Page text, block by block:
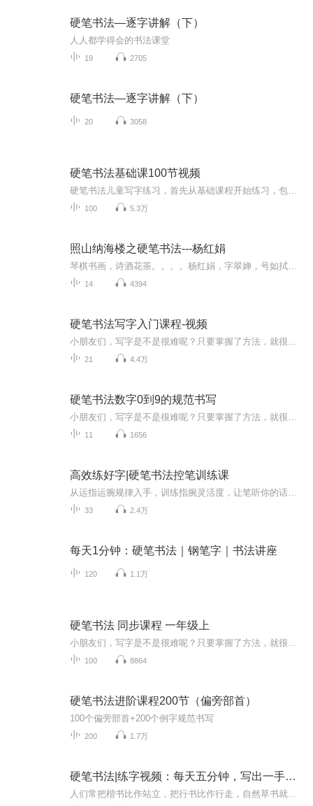
硬笔书法—逐字讲解（下）
人人都学得会的书法课堂
19 2705
硬笔书法—逐字讲解（下）
20 3058
硬笔书法基础课100节视频
100 5.3万
照山纳海楼之硬笔书法---杨红娟
14 4394
硬笔书法写字入门课程-视频
21 4.4万
硬笔书法数字0到9的规范书写
11 1656
高效练好字|硬笔书法控笔训练课
33 2.4万
每天1分钟：硬笔书法｜钢笔字｜书法讲座
120 1.1万
硬笔书法 同步课程 一年级上
100 8864
硬笔书法进阶课程200节（偏旁部首）
100个偏旁部首+200个例字规范书写
200 1.7万
硬笔书法|练字视频：每天五分钟，写出一手好字